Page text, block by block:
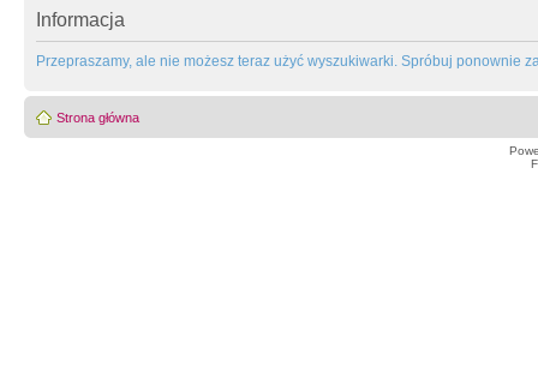
Informacja
Przepraszamy, ale nie możesz teraz użyć wyszukiwarki. Spróbuj ponownie
Strona główna